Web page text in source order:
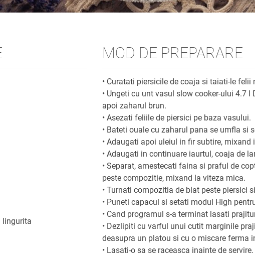
lingurita
MOD DE PREPARARE
• Curatati piersicile de coaja si taiati-le felii
• Ungeti cu unt vasul slow cooker-ului 4.7 l
apoi zaharul brun.
• Asezati feliile de piersici pe baza vasului.
• Bateti ouale cu zaharul pana se umfla si
• Adaugati apoi uleiul in fir subtire, mixand
• Adaugati in continuare iaurtul, coaja de
• Separat, amestecati faina si praful de
peste compozitie, mixand la viteza mica.
• Turnati compozitia de blat peste piersici
• Puneti capacul si setati modul High
• Cand programul s-a terminat lasati
• Dezlipiti cu varful unui cutit marginile
deasupra un platou si cu o miscare ferma
• Lasati-o sa se raceasca inainte de servire.